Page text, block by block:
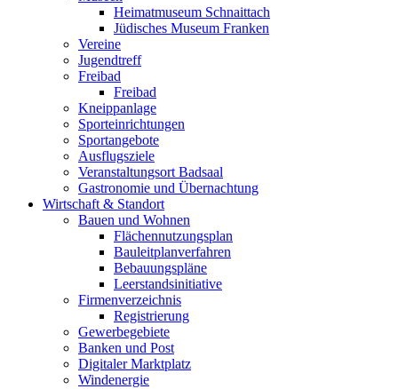
Heimatmuseum Schnaittach
Jüdisches Museum Franken
Vereine
Jugendtreff
Freibad
Freibad
Kneippanlage
Sporteinrichtungen
Sportangebote
Ausflugsziele
Veranstaltungsort Badsaal
Gastronomie und Übernachtung
Wirtschaft & Standort
Bauen und Wohnen
Flächennutzungsplan
Bauleitplanverfahren
Bebauungspläne
Leerstandsinitiative
Firmenverzeichnis
Registrierung
Gewerbegebiete
Banken und Post
Digitaler Marktplatz
Windenergie